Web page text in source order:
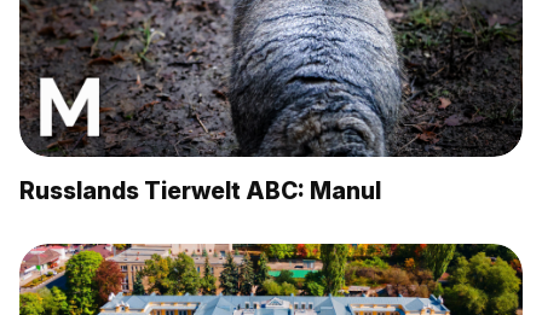
Russlands Tierwelt ABC: Manul